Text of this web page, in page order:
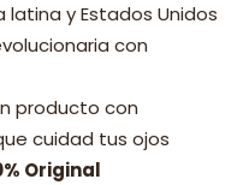
latina y Estados Unidos
con
producto con
cuidad tus ojos
Original